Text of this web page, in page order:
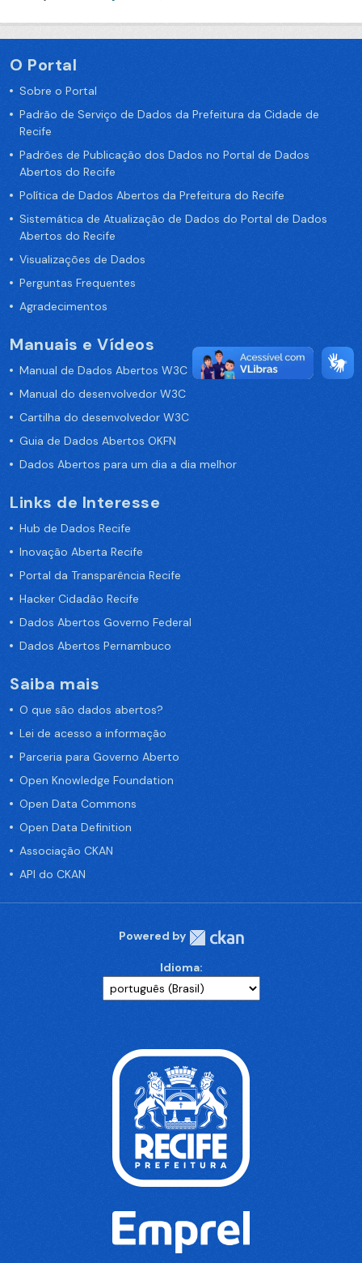
O Portal
Sobre o Portal
Padrão de Serviço de Dados da Prefeitura da Cidade de
Recife
Padrões de Publicação dos Dados no Portal de Dados
Abertos do Recife
Política de Dados Abertos da Prefeitura do Recife
Sistemática de Atualização de Dados do Portal de Dados
Abertos do Recife
Visualizações de Dados
Perguntas Frequentes
Agradecimentos
Manuais e Vídeos
Manual de Dados Abertos W3C
Manual do desenvolvedor W3C
Cartilha do desenvolvedor W3C
Guia de Dados Abertos OKFN
Dados Abertos para um dia a dia melhor
Links de Interesse
Hub de Dados Recife
Inovação Aberta Recife
Portal da Transparência Recife
Hacker Cidadão Recife
Dados Abertos Governo Federal
Dados Abertos Pernambuco
Saiba mais
O que são dados abertos?
Lei de acesso a informação
Parceria para Governo Aberto
Open Knowledge Foundation
Open Data Commons
Open Data Definition
Associação CKAN
API do CKAN
Powered by
Idioma